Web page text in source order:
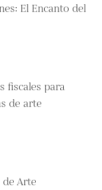
El Encanto del
fiscales para
de arte
de Arte